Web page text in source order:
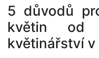
5 důvodů
květin od
květinářství v